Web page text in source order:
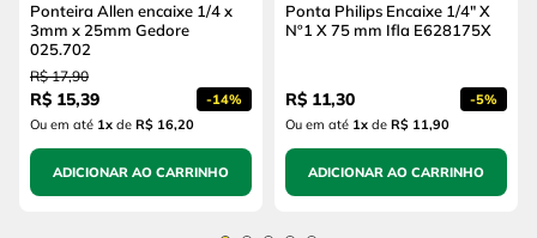
Ponteira Allen encaixe 1/4 x
3mm x 25mm Gedore
025.702
R$ 17,90
R$ 15,39 -14%
Ou em até 1x de R$ 16,20
ADICIONAR AO CARRINHO
Ponta Philips Encaixe 1/4" X
Nº1 X 75 mm Ifla E628175X
R$ 11,30 -5%
Ou em até 1x de R$ 11,90
ADICIONAR AO CARRINHO